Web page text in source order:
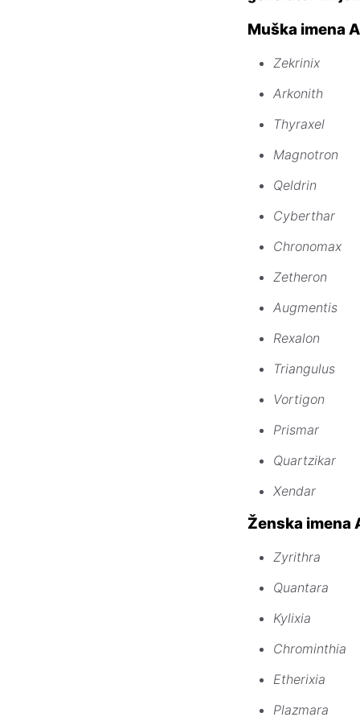
Muška imena
Zekrinix
Arkonith
Thyraxel
Magnotron
Qeldrin
Cyberthar
Chronomax
Zetheron
Augmentis
Rexalon
Triangulus
Vortigon
Prismar
Quartzikar
Xendar
Ženska imena
Zyrithra
Quantara
Kylixia
Chrominthia
Etherixia
Plazmara